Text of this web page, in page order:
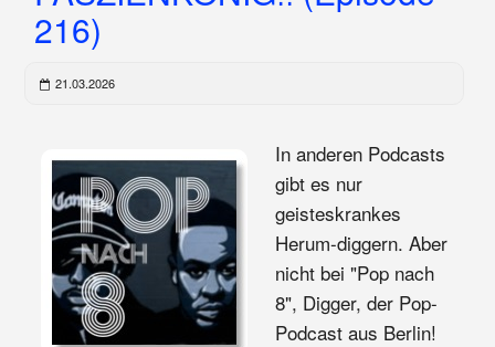
216)
21.03.2026
In anderen Podcasts
gibt es nur
geisteskrankes
Herum-diggern. Aber
nicht bei "Pop nach
8", Digger, der Pop-
Podcast aus Berlin!